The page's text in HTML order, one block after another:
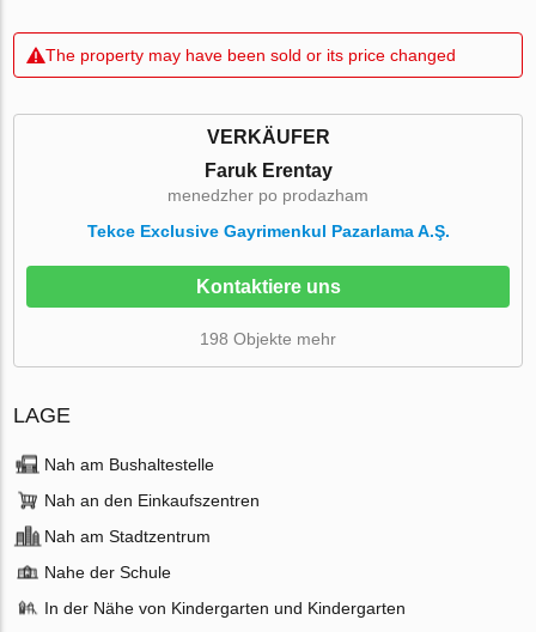
The property may have been sold or its price changed
VERKÄUFER
Faruk Erentay
menedzher po prodazham
Tekce Exclusive Gayrimenkul Pazarlama A.Ş.
Kontaktiere uns
198 Objekte mehr
LAGE
Nah am Bushaltestelle
Nah an den Einkaufszentren
Nah am Stadtzentrum
Nahe der Schule
In der Nähe von Kindergarten und Kindergarten